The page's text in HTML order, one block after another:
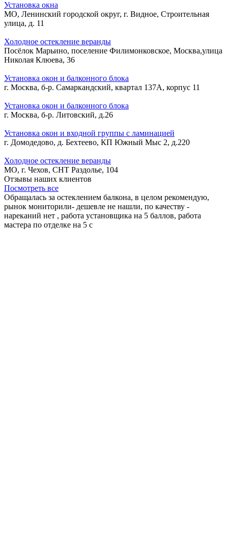
Установка окна
МО, Ленинский городской округ, г. Видное, Строительная
улица, д. 11
Холодное остекление веранды
Посёлок Марьино, поселение Филимонковское, Москва,улица
Николая Клюева, 36
Установка окон и балконного блока
г. Москва, б-р. Самаркандский, квартал 137А, корпус 11
Установка окон и балконного блока
г. Москва, б-р. Литовский, д.26
Установка окон и входной группы с ламинацией
г. Домодедово, д. Бехтеево, КП Южный Мыс 2, д.220
Холодное остекление веранды
МО, г. Чехов, СНТ Раздолье, 104
Отзывы наших клиентов
Посмотреть все
Обращалась за остеклением балкона, в целом рекомендую,
рынок мониторили- дешевле не нашли, по качеству -
нареканий нет , работа установщика на 5 баллов, работа
мастера по отделке на 5 с